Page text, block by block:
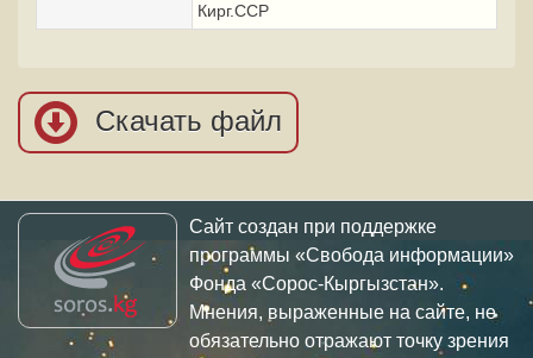
Кирг.ССР
Скачать файл
Сайт создан при поддержке
программы «Свобода информации»
Фонда «Сорос-Кыргызстан».
Мнения, выраженные на сайте, не
обязательно отражают точку зрения